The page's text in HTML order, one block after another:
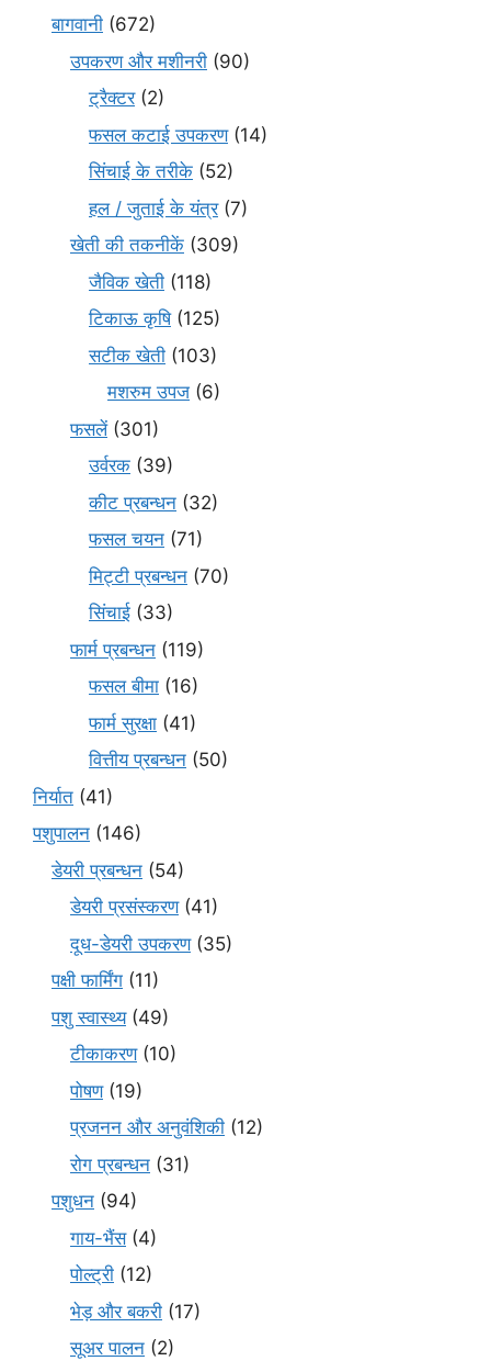
बागवानी (672)
उपकरण और मशीनरी (90)
ट्रैक्टर(2)
फसल कटाई उपकरण(14)
सिंचाई के तरीके (52)
हल / जुताई के यंत्र(7)
खेती की तकनीकें (309)
जैविक खेती (118)
टिकाऊ कृषि(125)
सटीक खेती (103)
मशरुम उपज (6)
फसलें(301)
उर्वरक (39)
कीट प्रबन्धन (32)
फसल चयन (71)
मि‌ट्टी प्रबन्धन (70)
सिंचाई (33)
फार्म प्रबन्धन (119)
फसल बीमा (16)
फार्म सुरक्षा (41)
वित्तीय प्रबन्धन (50)
निर्यात (41)
पशुपालन (146)
डेयरी प्रबन्धन (54)
डेयरी प्रसंस्करण(41)
दूध-डेयरी उपकरण(35)
पक्षी फार्मिंग (11)
पशु स्वास्थ्य(49)
टीकाकरण(10)
पोषण(19)
प्रजनन और अनुवंशिकी (12)
रोग प्रबन्धन (31)
पशुधन (94)
गाय-भैंस(4)
पोल्ट्री (12)
भेड़ और बकरी (17)
सूअर पालन (2)